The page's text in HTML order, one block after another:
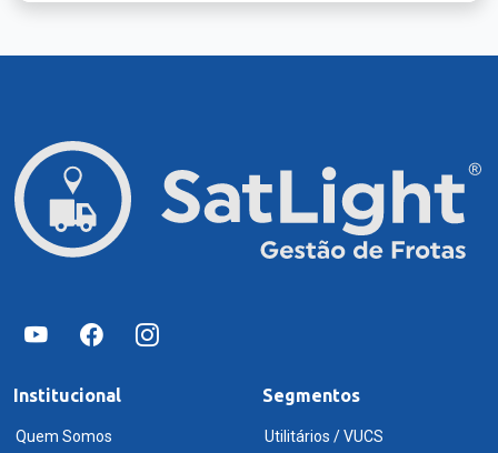
Institucional
Quem Somos
Segmentos
Utilitários / VUCS